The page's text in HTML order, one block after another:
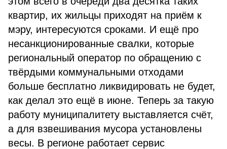
квартир, их жильцы приходят на приём к
мэру, интересуются сроками. И ещё про
несанкционированные свалки, которые
региональный оператор по обращению с
твёрдыми коммунальными отходами
больше бесплатно ликвидировать не будет,
как делал это ещё в июне. Теперь за такую
работу муниципалитету выставляется счёт,
а для взвешивания мусора установлены
весы. В регионе работает сервис